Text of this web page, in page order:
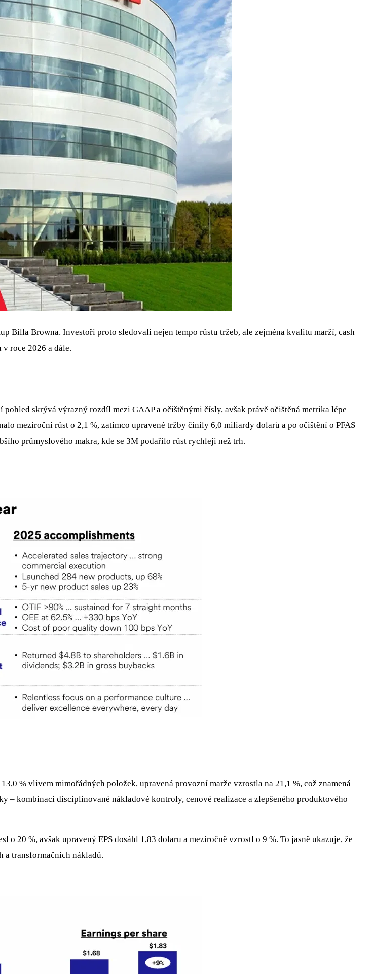
Billa Browna. Investoři proto sledovali nejen tempo růstu tržeb, ale zejména kvalitu marží, cash
roce 2026 a dále.
skrývá výrazný rozdíl mezi GAAP a očištěnými čísly, avšak právě očištěná metrika lépe
meziroční růst o 2,1 %, zatímco upravené tržby činily 6,0 miliardy dolarů a po očištění o PFAS
průmyslového makra, kde se 3M podařilo růst rychleji než trh.
% vlivem mimořádných položek, upravená provozní marže vzrostla na 21,1 %, což znamená
– kombinaci disciplinované nákladové kontroly, cenové realizace a zlepšeného produktového
20 %, avšak upravený EPS dosáhl 1,83 dolaru a meziročně vzrostl o 9 %. To jasně ukazuje, že
a transformačních nákladů.